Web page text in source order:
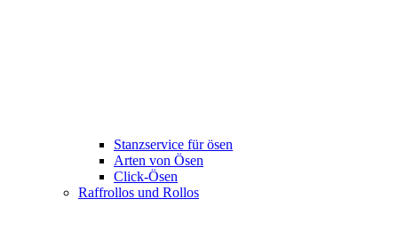
Stanzservice für ösen
Arten von Ösen
Click-Ösen
Raffrollos und Rollos